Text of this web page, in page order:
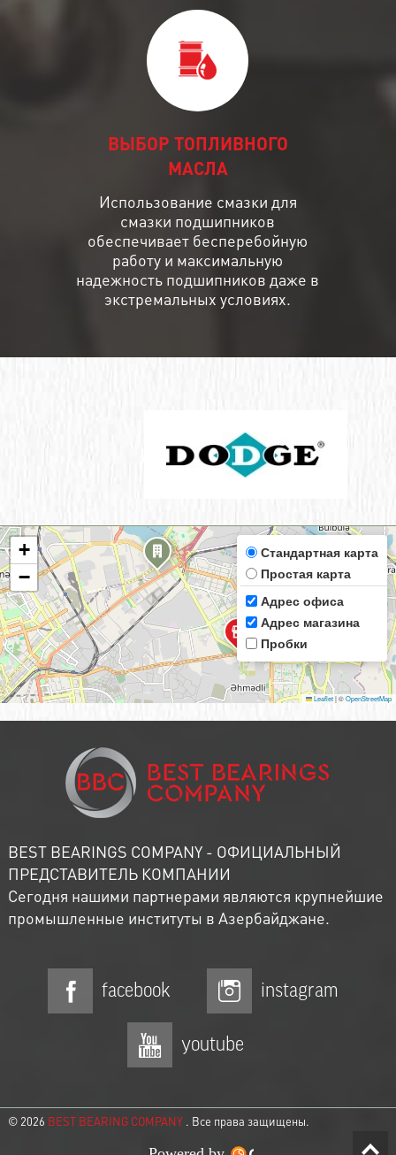
ВЫБОР ТОПЛИВНОГО
МАСЛА
Использование смазки для
смазки подшипников
обеспечивает бесперебойную
работу и максимальную
надежность подшипников даже в
экстремальных условиях.
+
−
Стандартная карта
Простая карта
Адрес офиса
Адрес магазина
Пробки
Leaflet|©OpenStreetMap
BEST BEARINGS COMPANY - ОФИЦИАЛЬНЫЙ
ПРЕДСТАВИТЕЛЬ КОМПАНИИ
Сегодня нашими партнерами являются крупнейшие
промышленные институты в Азербайджане.
facebook instagram
youtube
© 2026 BEST BEARING COMPANY . Все права защищены.